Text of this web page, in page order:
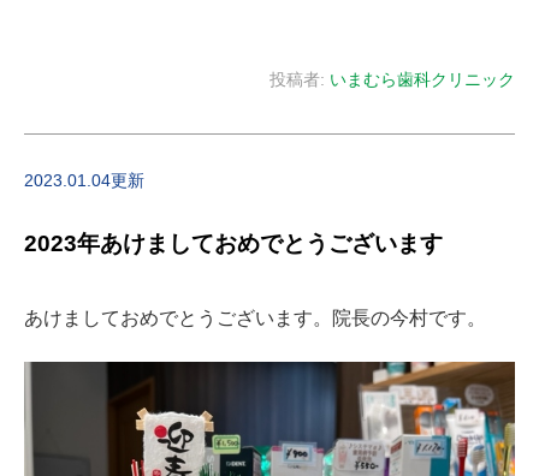
投稿者: いまむら歯科クリニック
2023.01.04更新
2023年あけましておめでとうございます
あけましておめでとうございます。院長の今村です。